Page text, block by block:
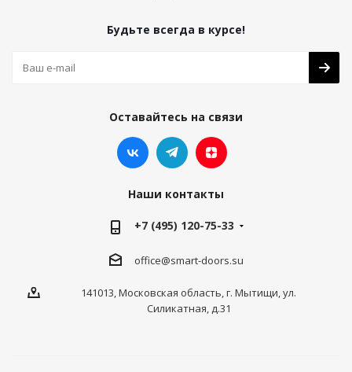
Будьте всегда в курсе!
Оставайтесь на связи
Наши контакты
+7 (495) 120-75-33
office@smart-doors.su
141013, Московская область, г. Мытищи, ул.
Силикатная, д.31